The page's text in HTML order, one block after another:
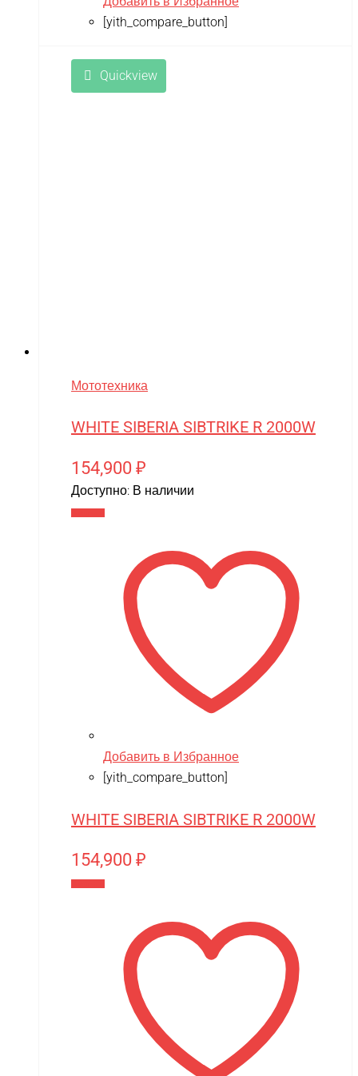
[yith_compare_button]
Quickview
Мототехника
WHITE SIBERIA SIBTRIKE R 2000W
154,900 ₽
Доступно: В наличии
Добавить в Избранное
[yith_compare_button]
WHITE SIBERIA SIBTRIKE R 2000W
154,900 ₽